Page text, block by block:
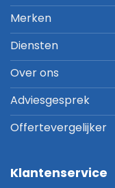
Merken
Diensten
Over ons
Adviesgesprek
Offertevergelijker
Klantenservice